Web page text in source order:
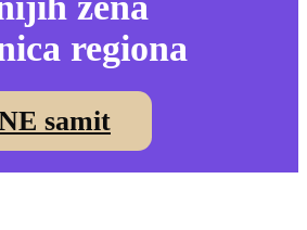
regiona
samit